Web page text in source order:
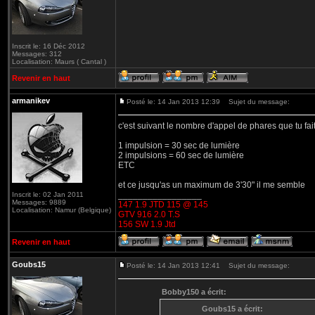
Inscrit le: 16 Déc 2012
Messages: 312
Localisation: Maurs ( Cantal )
Revenir en haut
armanikev
Inscrit le: 02 Jan 2011
Messages: 9889
Localisation: Namur (Belgique)
Posté le: 14 Jan 2013 12:39 Sujet du message:
c'est suivant le nombre d'appel de phares que tu
1 impulsion = 30 sec de lumière
2 impulsions = 60 sec de lumière
ETC
et ce jusqu'as un maximum de 3'30" il me semble
147 1.9 JTD 115 @ 145
GTV 916 2.0 T.S
156 SW 1.9 Jtd
Revenir en haut
Goubs15 Posté le: 14 Jan 2013 12:41 Sujet du message:
Bobby150 a écrit:
Goubs15 a écrit: